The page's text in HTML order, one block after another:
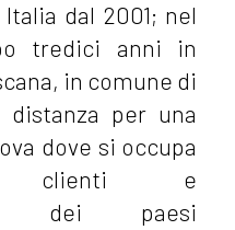
Šebőková
Paulina e
dal 2001; nel
tredici anni in
in comune di
distanza per una
dove si occupa
clienti e
dei paesi